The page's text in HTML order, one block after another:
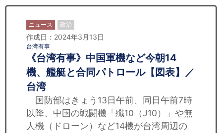
ニュース 政治
作成日：2024年3月13日
台湾有事
《台湾有事》中国軍機など今朝14
機、艦艇と合同パトロール【図表】／
台湾
国防部はきょう13日午前、同日午前7時
以降、中国の戦闘機「殲10（J10）」や無
人機（ドローン）など14機が台湾周辺の